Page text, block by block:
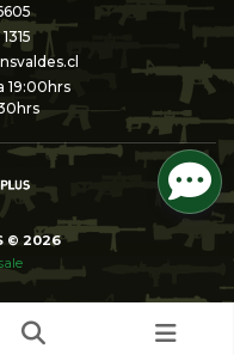
19:00hrs
© 2026